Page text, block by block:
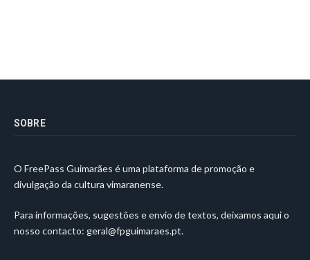
SOBRE
O FreePass Guimarães é uma plataforma de promoção e
divulgação da cultura vimaranense.
Para informações, sugestões e envio de textos, deixamos aqui o
nosso contacto: geral@fpguimaraes.pt.